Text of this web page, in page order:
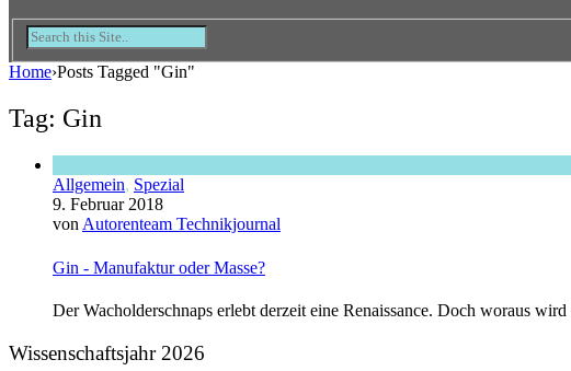
Home›Posts Tagged "Gin"
Tag: Gin
Allgemein, Spezial
9. Februar 2018
von Autorenteam Technikjournal
Gin - Manufaktur oder Masse?
Der Wacholderschnaps erlebt derzeit eine Renaissance. Doch woraus
Wissenschaftsjahr 2026